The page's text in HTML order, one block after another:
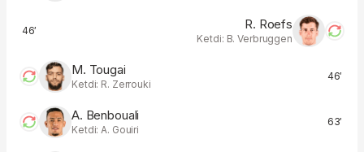
46′ R. Roefs
Ketdi: B. Verbruggen
46′
M. Tougai
Ketdi: R. Zerrouki
63′
A. Benbouali
Ketdi: A. Gouiri